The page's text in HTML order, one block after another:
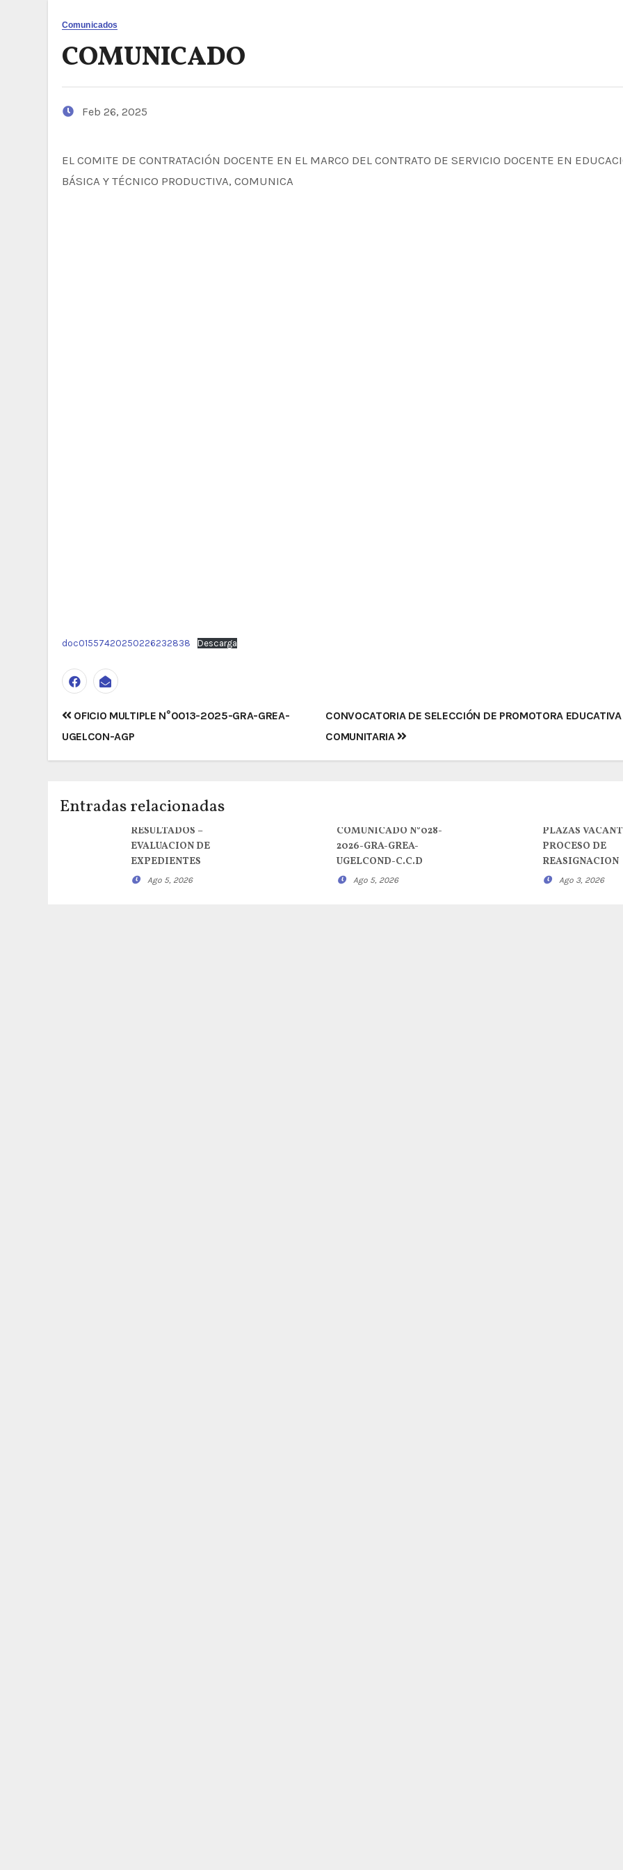
Comunicados
COMUNICADO
Feb 26, 2025
EL COMITE DE CONTRATACIÓN DOCENTE EN EL MARCO DEL CONTRATO DE SERVICIO DOCENTE EN EDUCACIÓN
BÁSICA Y TÉCNICO PRODUCTIVA, COMUNICA
doc01557420250226232838 Descarga
Navegación
de
entradas
OFICIO MULTIPLE N°0013-2025-GRA-GREA-
UGELCON-AGP
CONVOCATORIA DE SELECCIÓN DE PROMOTORA EDUCATIVA
COMUNITARIA
Entradas relacionadas
RESULTADOS –
EVALUACION DE
EXPEDIENTES
Ago 5, 2026
COMUNICADO N°028-
2026-GRA-GREA-
UGELCOND-C.C.D
Ago 5, 2026
PLAZAS
PROCESO DE
REASIGNACION
Ago 3, 2026